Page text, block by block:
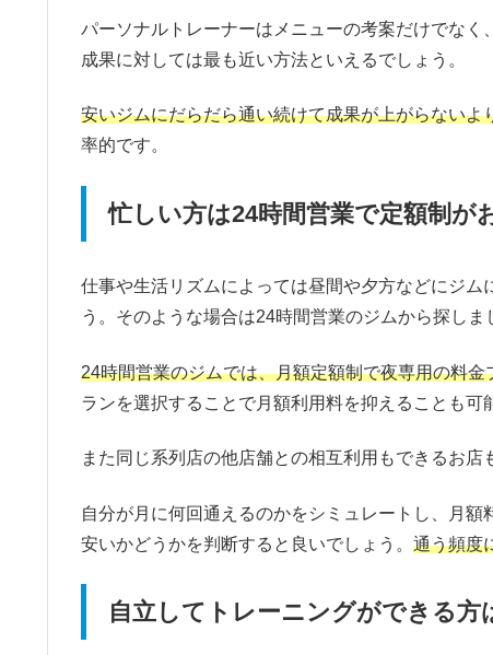
パーソナルトレーナーはメニューの考案だけでなく
成果に対しては最も近い方法といえるでしょう。
安いジムにだらだら通い続けて成果が上がらない
率的です。
忙しい方は24時間営業で定額制が
仕事や生活リズムによっては昼間や夕方などにジ
う。そのような場合は24時間営業のジムから探しま
24時間営業のジムでは、月額定額制で夜専用の料金
ランを選択することで月額利用料を抑えることも可
また同じ系列店の他店舗との相互利用もできるお店
自分が月に何回通えるのかをシミュレートし、月
安いかどうかを判断すると良いでしょう。 通う頻度
自立してトレーニングができる方